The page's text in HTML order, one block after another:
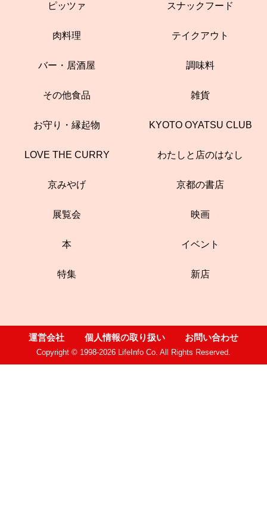
ピッツァ スナックフード
肉料理 テイクアウト
バー・居酒屋 調味料
その他食品 雑貨
お守り・縁起物 KYOTO OYATSU CLUB
LOVE THE CURRY わたしと店のはなし
京みやげ 京都の書店
展覧会 映画
本 イベント
特集 新店
運営会社 個人情報の取り扱い お問い合わせ
Copyright © 1998-2026 LifeInfo Co. All Rights Reserved.